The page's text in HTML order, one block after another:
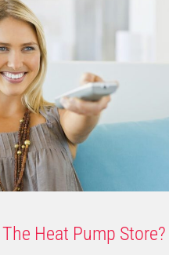
Heat Pump Store?